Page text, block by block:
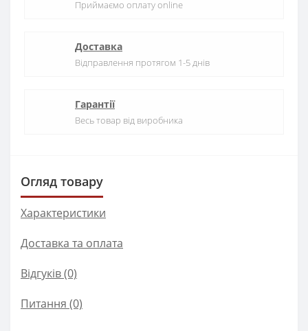
Приймаємо оплату online
Доставка
Відправлення протягом 1-5 днів
Гарантії
Весь товар від виробника
Огляд товару
Характеристики
Доставка та оплата
Відгуків (0)
Питання (0)